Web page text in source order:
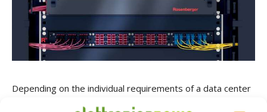
Depending on the individual requirements of a data center
operator, the focus of the 19" panel systems is on